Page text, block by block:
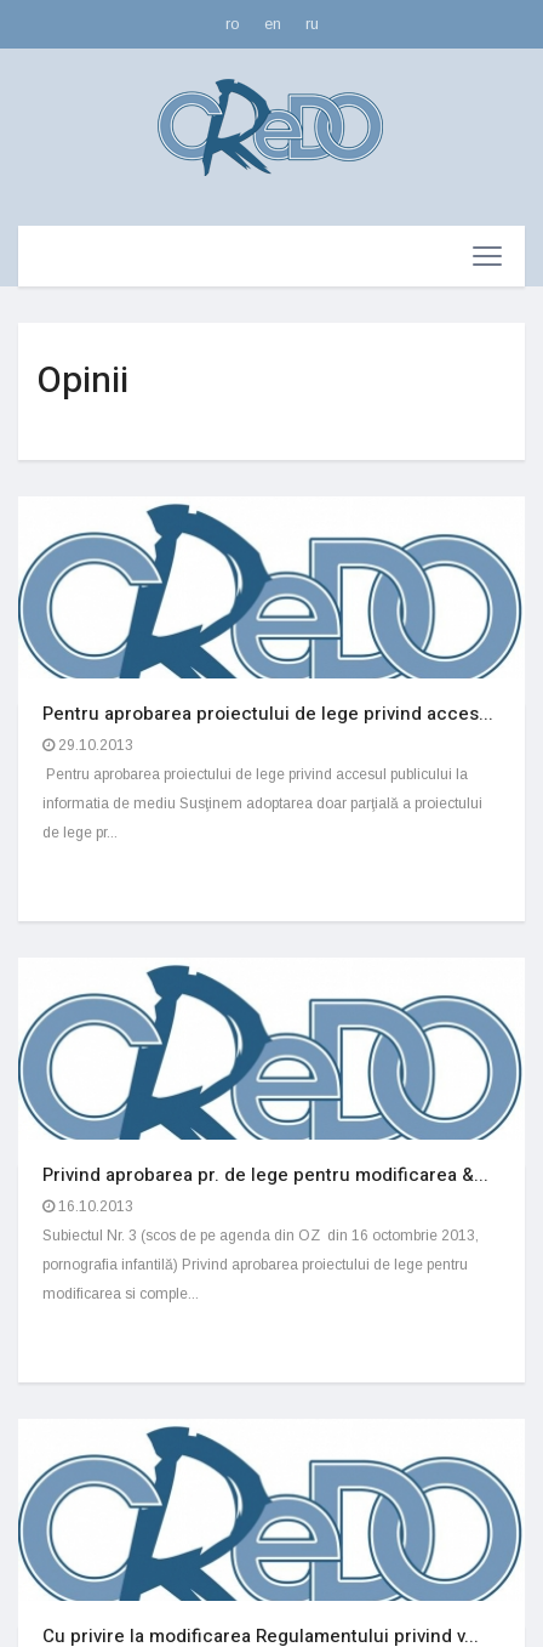
ro en ru
Opinii
Pentru aprobarea proiectului de lege privind acces...
29.10.2013
Pentru aprobarea proiectului de lege privind accesul publicului la
informatia de mediu Susţinem adoptarea doar parţială a proiectului
de lege pr...
Privind aprobarea pr. de lege pentru modificarea &...
16.10.2013
Subiectul Nr. 3 (scos de pe agenda din OZ din 16 octombrie 2013,
pornografia infantilă) Privind aprobarea proiectului de lege pentru
modificarea si comple...
Cu privire la modificarea Regulamentului privind v...